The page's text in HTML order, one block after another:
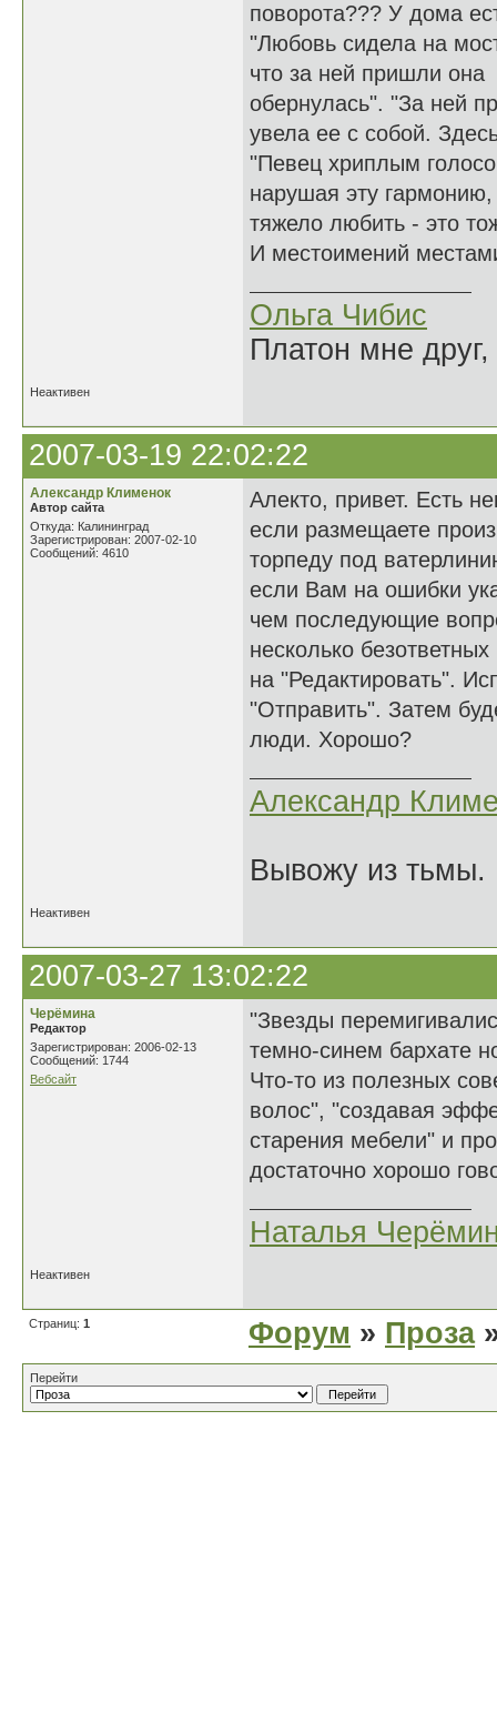
поворота??? У дома
"Любовь сидела на
что за ней пришли она
обернулась". "За ней
увела ее с собой.
"Певец хриплым
нарушая эту
тяжело любить - это
И местоимений
Ольга Чибис
Платон мне
Неактивен
2007-03-19 22:02:22
Александр Клименок
Автор сайта
Откуда: Калининград
Зарегистрирован: 2007-02-10
Сообщений: 4610
Алекто, привет. Есть
если размещаете
торпеду под
если Вам на ошибки
чем последующие
несколько
на "Редактировать".
"Отправить". Затем
люди. Хорошо?
Александр
Вывожу из тьмы.
Неактивен
2007-03-27 13:02:22
Черёмина
Редактор
Зарегистрирован: 2006-02-13
Сообщений: 1744
Вебсайт
"Звезды
темно-синем бархате
Что-то из полезных
волос", "создавая
старения мебели" и
достаточно хорошо
Наталья
Неактивен
Страниц: 1 Форум » Проза
Перейти